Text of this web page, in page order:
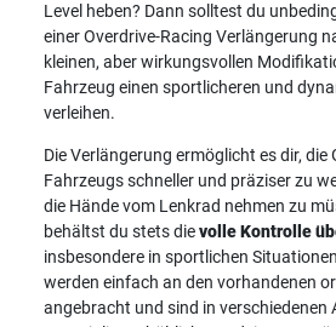
Level heben? Dann solltest du
einer Overdrive-Racing Verlängerung
kleinen, aber wirkungsvollen
Fahrzeug einen sportlicheren und
verleihen.
Die Verlängerung ermöglicht es dir, die
Fahrzeugs schneller und präziser zu
die Hände vom Lenkrad nehmen zu
behältst du stets dievolle Kontrolle
insbesondere in sportlichen
werden einfach an den vorhandenen
angebracht und sind in verschiedenen